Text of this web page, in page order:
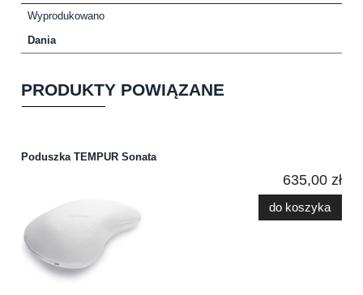
Wyprodukowano
Dania
PRODUKTY POWIĄZANE
Poduszka TEMPUR Sonata
635,00 zł
do koszyka